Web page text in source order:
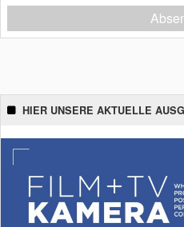
HIER UNSERE AKTUELLE